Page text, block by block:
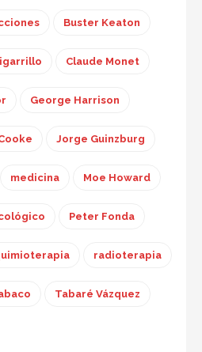
Buster Keaton
Claude Monet
George Harrison
Jorge Guinzburg
medicina Moe Howard
Peter Fonda
radioterapia
Tabaré Vázquez